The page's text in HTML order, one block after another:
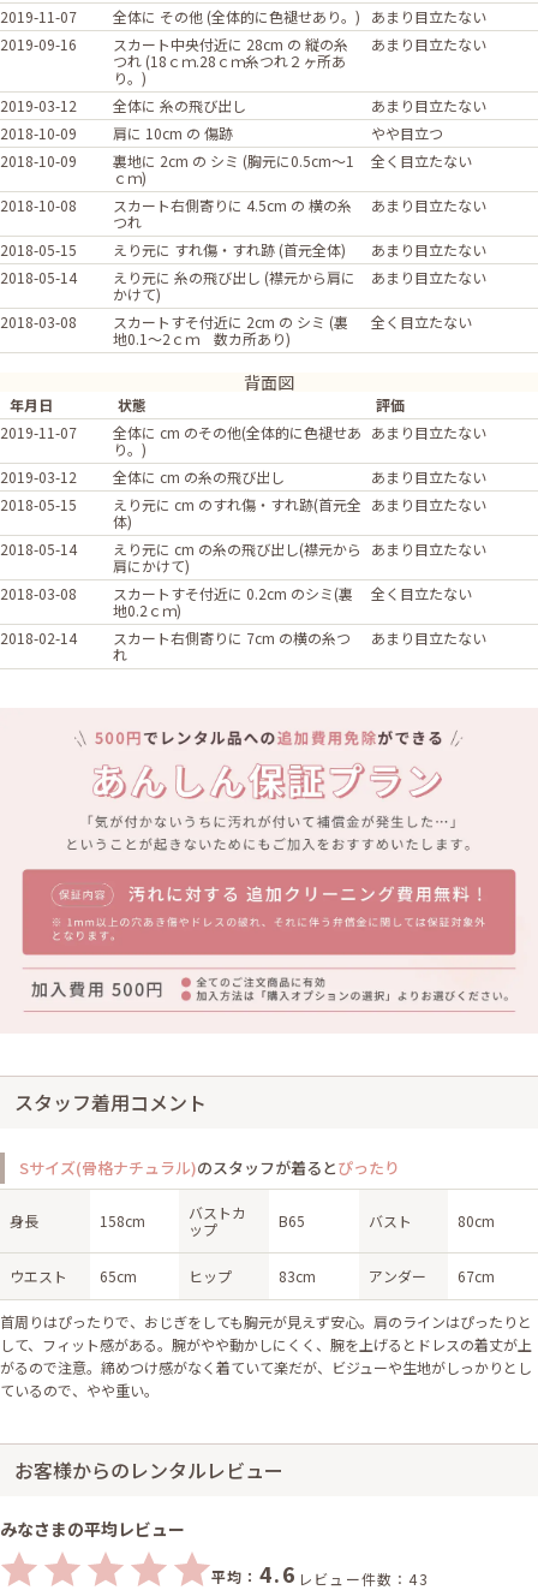
2019-11-07 全体に その他 (全体的に色褪せあり。)
あまり目立たない
2019-09-16
スカート中央付近に 28cm の 縦の糸
つれ (18ｃｍ.28ｃｍ糸つれ２ヶ所あ
り。)
あまり目立たない
2019-03-12 全体に 糸の飛び出し
あまり目立たない
2018-10-09
肩に 10cm の 傷跡
やや目立つ
2018-10-09
裏地に 2cm の シミ (胸元に0.5cm～1
ｃｍ)
全く目立たない
2018-10-08
スカート右側寄りに 4.5cm の 横の糸
つれ
あまり目立たない
2018-05-15 えり元に すれ傷・すれ跡 (首元全体)
あまり目立たない
2018-05-14
えり元に 糸の飛び出し (襟元から肩に
かけて)
あまり目立たない
2018-03-08
スカートすそ付近に 2cm の シミ (裏
地0.1～2ｃｍ 数カ所あり)
全く目立たない
背面図
年月日 状態
評価
2019-11-07
全体に cm のその他(全体的に色褪せあ
り。)
あまり目立たない
2019-03-12 全体に cm の糸の飛び出し
あまり目立たない
2018-05-15
えり元に cm のすれ傷・すれ跡(首元全
体)
あまり目立たない
2018-05-14
えり元に cm の糸の飛び出し(襟元から
肩にかけて)
あまり目立たない
2018-03-08
スカートすそ付近に 0.2cm のシミ(裏
地0.2ｃｍ)
全く目立たない
2018-02-14
スカート右側寄りに 7cm の横の糸つ
れ
あまり目立たない
スタッフ着用コメント
Sサイズ(骨格ナチュラル)のスタッフが着るとぴったり
身長 158cm
バストカ
ップ
B65 バスト 80cm
ウエスト 65cm ヒップ 83cm アンダー 67cm
首周りはぴったりで、おじぎをしても胸元が見えず安心。肩のラインはぴったりと
して、フィット感がある。腕がやや動かしにくく、腕を上げるとドレスの着丈が上
がるので注意。締めつけ感がなく着ていて楽だが、ビジューや生地がしっかりとし
ているので、やや重い。
お客様からのレンタルレビュー
みなさまの平均レビュー
平均： 4.6 レビュー件数：43